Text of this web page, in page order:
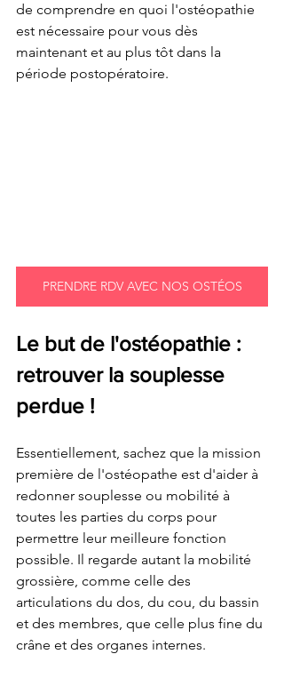
de comprendre en quoi l'ostéopathie
est nécessaire pour vous dès
maintenant et au plus tôt dans la
période postopératoire.
PRENDRE RDV AVEC NOS OSTÉOS
Le but de l'ostéopathie :
retrouver la souplesse
perdue !
Essentiellement, sachez que la mission
première de l'ostéopathe est d'aider à
redonner souplesse ou mobilité à
toutes les parties du corps pour
permettre leur meilleure fonction
possible. Il regarde autant la mobilité
grossière, comme celle des
articulations du dos, du cou, du bassin
et des membres, que celle plus fine du
crâne et des organes internes.